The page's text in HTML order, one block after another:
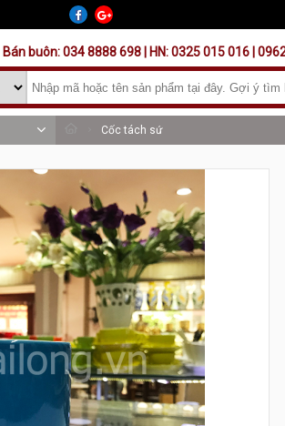
Bán buôn: 034 8888 698 | HN: 0325 015 016 |
Cốc tách sứ